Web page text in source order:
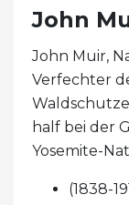
John
John Muir,
Verfechter
half bei der
Yosemite-
(1838-